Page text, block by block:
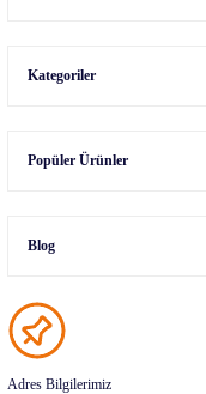
Kategoriler
Popüler Ürünler
Blog
Adres Bilgilerimiz